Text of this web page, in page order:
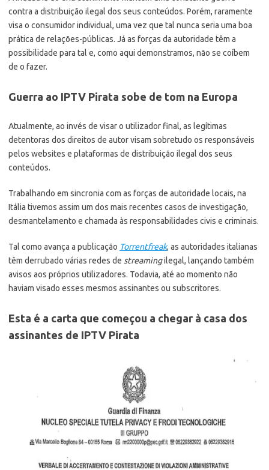
contra a distribuição ilegal dos seus conteúdos. Porém, raramente
visa o consumidor individual, uma vez que tal nunca seria uma boa
prática de relações-públicas. Já as forças da autoridade têm a
possibilidade para tal e, como aqui demonstramos, não se coíbem
de o fazer.
Guerra ao IPTV Pirata sobe de tom na Europa
Atualmente, ao invés de visar o utilizador final, as legítimas
detentoras dos direitos de autor visam sobretudo os responsáveis
pelos websites e plataformas de distribuição ilegal dos seus
conteúdos.
Trabalhando em sincronia com as forças de autoridade locais, na
Itália tivemos assim um dos mais recentes casos de investigação,
desmantelamento e chamada às responsabilidades civis e criminais.
Tal como avança a publicação Torrentfreak, as autoridades italianas
têm derrubado várias redes de streamingilegal, lançando também
avisos aos próprios utilizadores. Todavia, até ao momento não
haviam visado esses mesmos assinantes ou subscritores.
Esta é a carta que começou a chegar à casa dos
assinantes de IPTV Pirata